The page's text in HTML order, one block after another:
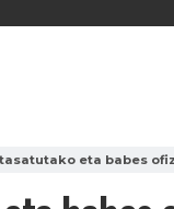
eta babes